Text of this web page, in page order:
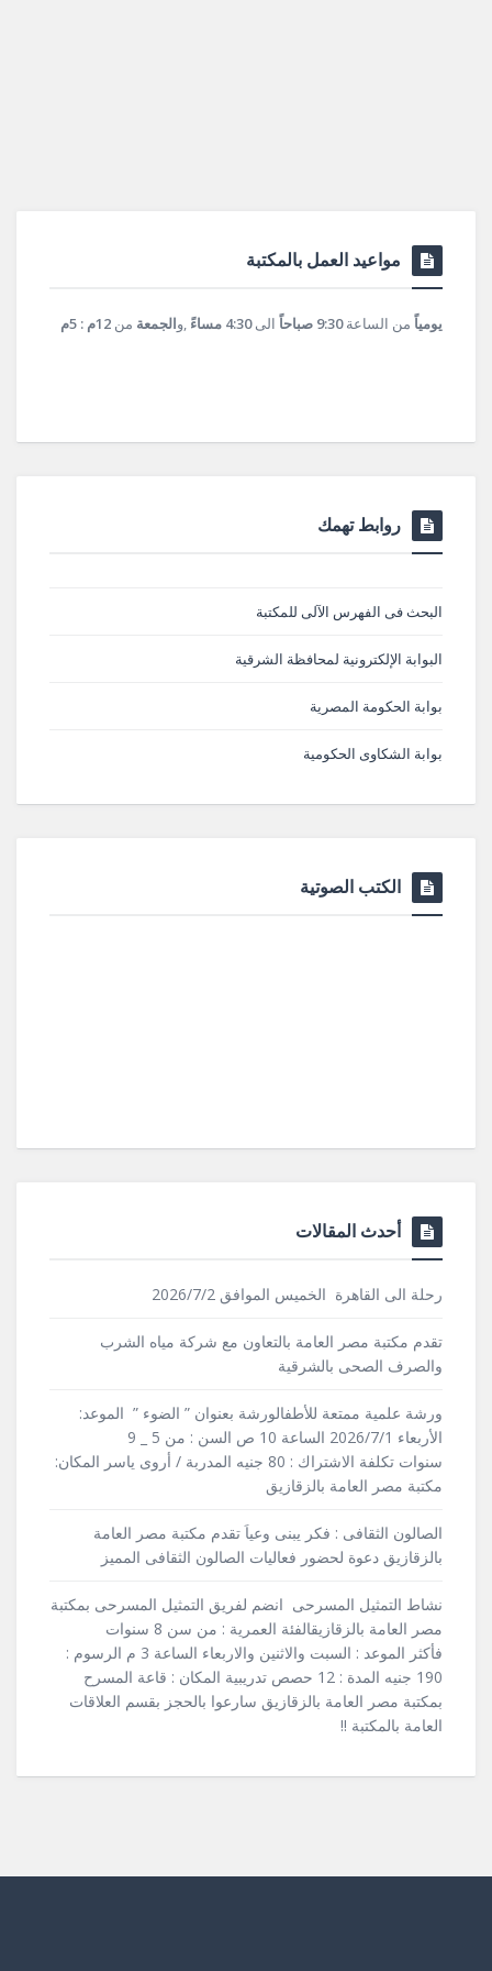
مواعيد العمل بالمكتبة
يومياً من الساعة9:30 صباحاً الى4:30 مساءً ,والجمعة من 12م : 5م
روابط تهمك
البحث فى الفهرس الآلى للمكتبة
البوابة الإلكترونية لمحافظة الشرقية
بوابة الحكومة المصرية
بوابة الشكاوى الحكومية
الكتب الصوتية
أحدث المقالات
رحلة الى القاهرة الخميس الموافق 2026/7/2
تقدم مكتبة مصر العامة بالتعاون مع شركة مياه الشرب
والصرف الصحى بالشرقية
ورشة علمية ممتعة للأطفالورشة بعنوان ” الضوء ” الموعد:
الأربعاء 2026/7/1 الساعة 10 ص السن : من 5 _ 9
سنوات تكلفة الاشتراك : 80 جنيه المدربة / أروى ياسر المكان:
مكتبة مصر العامة بالزقازيق
الصالون الثقافى : فكر يبنى وعياَ تقدم مكتبة مصر العامة
بالزقازيق دعوة لحضور فعاليات الصالون الثقافى المميز
نشاط التمثيل المسرحى انضم لفريق التمثيل المسرحى بمكتبة
مصر العامة بالزقازيقالفئة العمرية : من سن 8 سنوات
فأكثر الموعد : السبت والاثنين والاربعاء الساعة 3 م الرسوم :
190 جنيه المدة : 12 حصص تدريبية المكان : قاعة المسرح
بمكتبة مصر العامة بالزقازيق سارعوا بالحجز بقسم العلاقات
العامة بالمكتبة !!